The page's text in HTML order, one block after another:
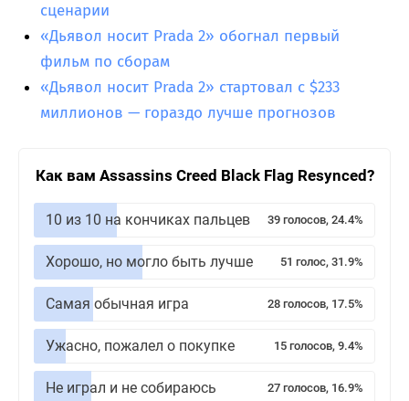
сценарии
«Дьявол носит Prada 2» обогнал первый
фильм по сборам
«Дьявол носит Prada 2» стартовал с $233
миллионов — гораздо лучше прогнозов
Как вам Assassins Creed Black Flag Resynced?
10 из 10 на кончиках пальцев 39 голосов, 24.4%
Хорошо, но могло быть лучше 51 голос, 31.9%
Самая обычная игра 28 голосов, 17.5%
Ужасно, пожалел о покупке 15 голосов, 9.4%
Не играл и не собираюсь 27 голосов, 16.9%